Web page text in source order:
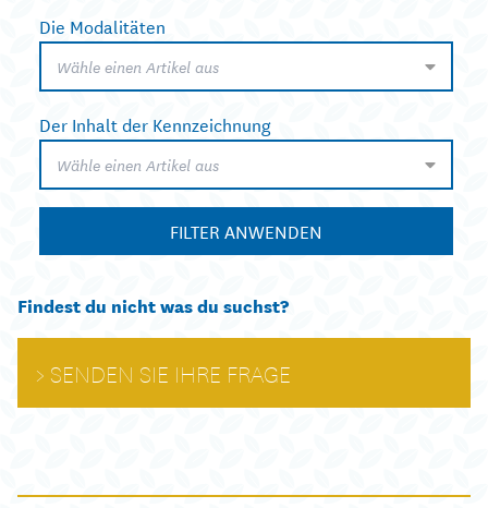
Die Modalitäten
Wähle einen Artikel aus
Der Inhalt der Kennzeichnung
Wähle einen Artikel aus
FILTER ANWENDEN
Findest du nicht was du suchst?
SENDEN SIE IHRE FRAGE